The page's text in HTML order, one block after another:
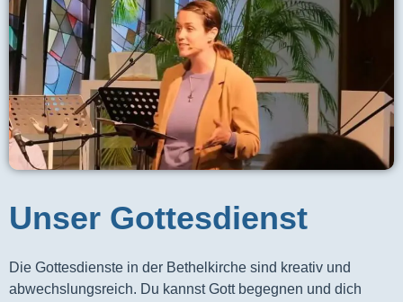
Unser Gottesdienst​
Die Gottesdienste in der Bethelkirche sind kreativ und
abwechslungsreich. Du kannst Gott begegnen und dich